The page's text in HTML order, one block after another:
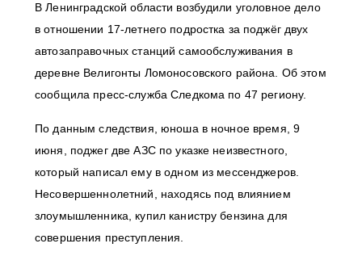
В Ленинградской области возбудили уголовное дело
в отношении 17-летнего подростка за поджёг двух
автозаправочных станций самообслуживания в
деревне Велигонты Ломоносовского района. Об этом
сообщила пресс-служба Следкома по 47 региону.
По данным следствия, юноша в ночное время, 9
июня, поджег две АЗС по указке неизвестного,
который написал ему в одном из мессенджеров.
Несовершеннолетний, находясь под влиянием
злоумышленника, купил канистру бензина для
совершения преступления.